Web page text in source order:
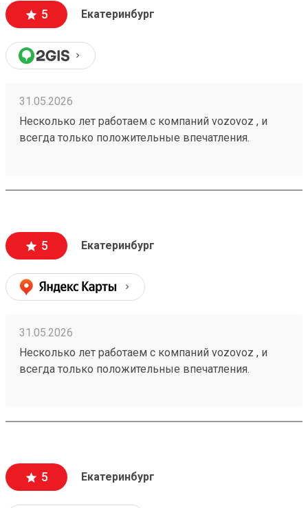
5 Екатеринбург
31.05.2026
Несколько лет работаем с компаний vozovoz , и
всегда только положительные впечатления.
можно посмотреть всю интересующую
сохранности , и сотрудники аккуратны при загрузке
, выгрузке 🙌🏻 Заказ 260502771
5 Екатеринбург
31.05.2026
Несколько лет работаем с компаний vozovoz , и
всегда только положительные впечатления.
можно посмотреть всю интересующую
сохранности , и сотрудники аккуратны при загрузке
, выгрузке 🙌🏻 Заказ 260502771
5 Екатеринбург